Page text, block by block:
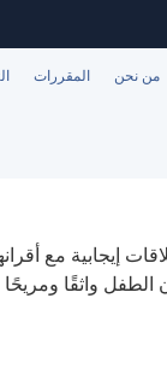
المقررات من نحن
إيجابية مع
الطفل واثقًا